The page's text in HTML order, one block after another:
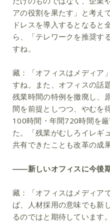
アの役割を果たす」と考え
ドレスを導入するとなると
ら、「テレワークを推奨す
すね。
藏：
「オフィスはメディ
すね。また、オフィスの話
残業時間の特例を撤廃し、
間を前提としつつ、やむを
100時間・年間720時間を
た。「残業がむしろイレギ
共有できたことも改革の成
――新しいオフィスに今後
藏：
「オフィスはメディア
ば、人材採用の意味でも新
るのではと期待しています